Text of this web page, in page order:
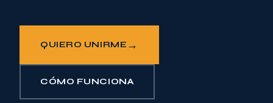
QUIERO UNIRME →
CÓMO FUNCIONA